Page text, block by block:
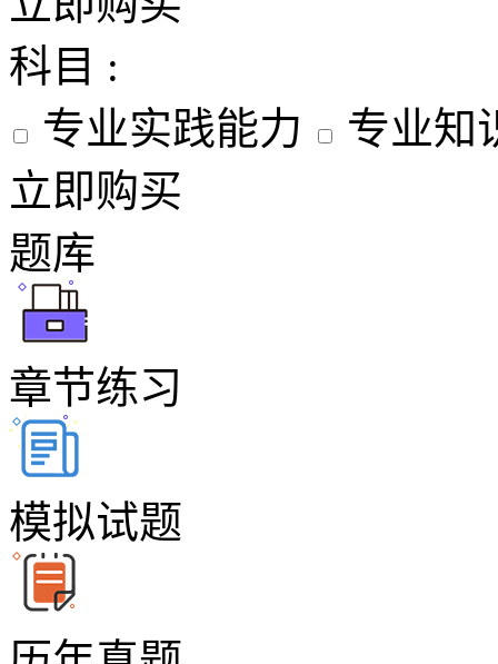
科目 :
专业实践能力
专业知
立即购买
题库
章节练习
模拟试题